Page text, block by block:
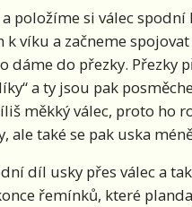
položíme si válec
víku a začneme
dáme do přezky.
a ty jsou pak
měkký válec, proto ho
ale také se pak uska
díl usky přes válec a
řemínků, které